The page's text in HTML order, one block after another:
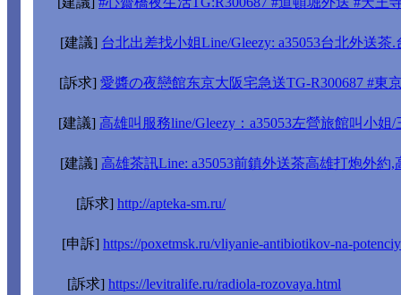
[建議] 台北出差找小姐Line/Gleezy: a35053台北外送茶
[訴求] 愛醬の夜戀館东京大阪宅急送TG-R300687 #東
[建議] 高雄叫服務line/Gleezy：a35053左營旅館叫小
[建議] 高雄茶訊Line: a35053前鎮外送茶高雄打炮外約,
[訴求] http://apteka-sm.ru/
[申訴] https://poxetmsk.ru/vliyanie-antibiotikov-na-
[訴求] https://levitralife.ru/radiola-rozovaya.html